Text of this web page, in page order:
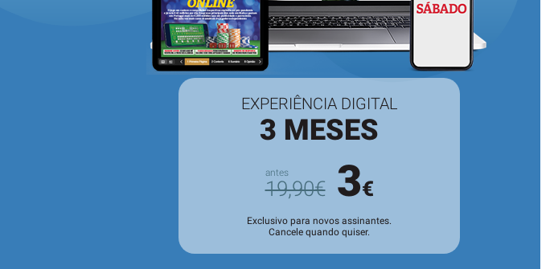
EXPERIÊNCIA DIGITAL
3 MESES
19,90€ 3€
Exclusivo para novos assinantes.
Cancele quando quiser.